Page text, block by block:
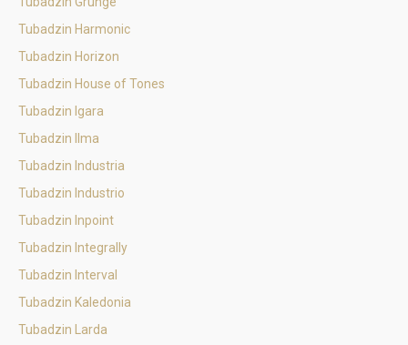
Tubadzin Harmonic
Tubadzin Horizon
Tubadzin House of Tones
Tubadzin Igara
Tubadzin Ilma
Tubadzin Industria
Tubadzin Industrio
Tubadzin Inpoint
Tubadzin Integrally
Tubadzin Interval
Tubadzin Kaledonia
Tubadzin Larda